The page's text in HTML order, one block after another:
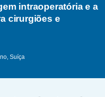
intraoperatória e a
cirurgiões e
Suíça